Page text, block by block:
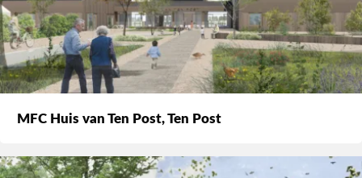
MFC Huis van Ten Post, Ten Post